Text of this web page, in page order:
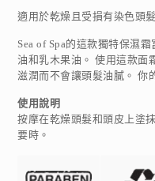
適用於乾燥且受損有染色頭髮
Sea of Spa的這款獨特保濕
油和乳木果油。 使用這款面
滋潤而不會讓頭髮油膩。 你
使用說明
按摩在乾燥頭髮和頭皮上塗
要時。